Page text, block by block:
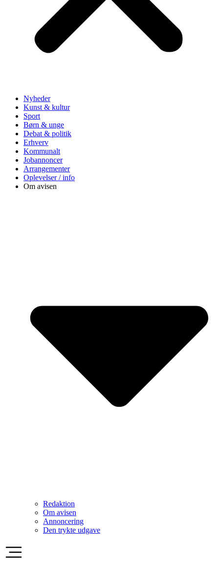
Nyheder
Kunst & kultur
Sport
Børn & unge
Debat & politik
Erhverv
Kommunalt
Jobannoncer
Arrangementer
Oplevelser / info
Om avisen
Redaktion
Om avisen
Annoncering
Den trykte udgave